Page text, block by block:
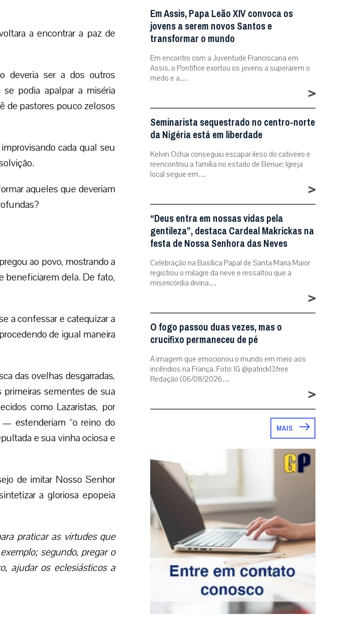
a encontrar a paz de
deveria ser a dos outros
podia apalpar a miséria
de pastores pouco zelosos
cada qual seu
aqueles que deveriam
ao povo, mostrando a
beneficiarem dela. De fato,
a confessar e catequizar a
de igual maneira
das ovelhas desgarradas,
sementes de sua
como Lazaristas, por
estenderiam “o reino do
e sua vinha ociosa e
de imitar Nosso Senhor
a gloriosa epopeia
praticar as virtudes que
segundo, pregar o
ajudar os eclesiásticos a
Em Assis, Papa Leão XIV convoca os
jovens a serem novos Santos e
transformar o mundo
Em encontro com a Juventude Franciscana em
Assis, o Pontífice exortou os jovens a superarem o
medo e a…
>
Seminarista sequestrado no centro-norte
da Nigéria está em liberdade
Kelvin Ochai conseguiu escapar ileso do cativeiro e
reencontrou a família no estado de Benue; Igreja
local segue em…
>
“Deus entra em nossas vidas pela
gentileza”, destaca Cardeal Makrickas na
festa de Nossa Senhora das Neves
Celebração na Basílica Papal de Santa Maria Maior
registrou o milagre da neve e ressaltou que a
misericórdia divina…
>
O fogo passou duas vezes, mas o
crucifixo permaneceu de pé
A imagem que emocionou o mundo em meio aos
incêndios na França. Foto: IG @patrick13free
Redação (06/08/2026…
>
MAIS